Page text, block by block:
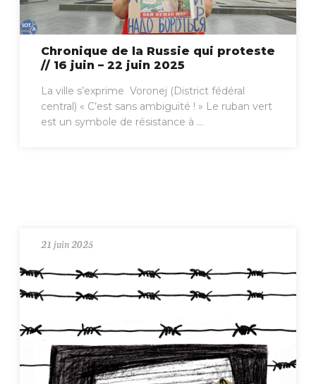
Chronique de la Russie qui proteste
// 16 juin – 22 juin 2025
La ville s’exprime Voronej (District fédéral
central) « C’est sans ambiguïté ! » Le ruban vert
est un symbole de résistance à ...
21 juin 2025